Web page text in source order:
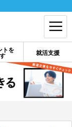
トを
就活支援
イン
ドを忘れた方はこちら